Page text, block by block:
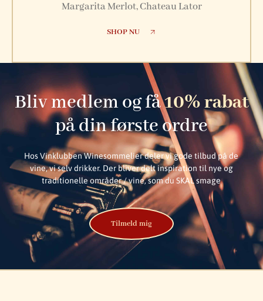
Margarita Merlot, Chateau Lator
SHOP NU
Bliv medlem og få10% rabat
på din første ordre
Hos Vinklubben Winesommelier deler vi gode tilbud på de
vine, vi selv drikker. Der bliver delt inspiration til nye og
traditionelle områder / vine, som du SKAL smage
Tilmeld mig